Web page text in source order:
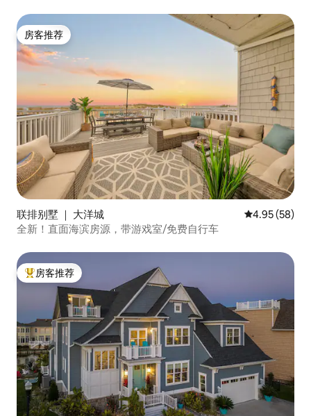
房客推荐
房客推荐
联排别墅 ｜ 大洋城 平均评分
4.95 (58)
全新！直面海滨房源，带游戏室/免费自行车
热门「房客推荐」
房客推荐